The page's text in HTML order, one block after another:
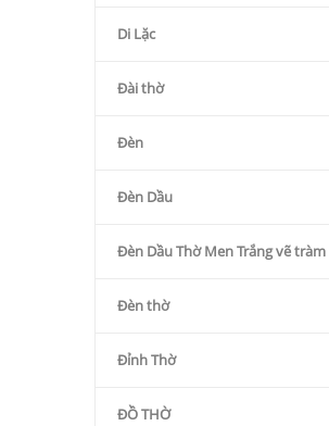
Di Lặc
Đài thờ
Đèn
Đèn Dầu
Đèn Dầu Thờ Men Trắng vẽ tràm
Đèn thờ
Đỉnh Thờ
ĐỒ THỜ